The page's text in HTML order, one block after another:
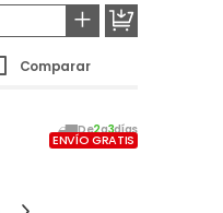
+
Comparar
De2a3días
ENVÍO GRATIS